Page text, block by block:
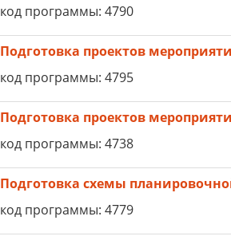
код программы: 4790
Подготовка проектов
код программы: 4795
Подготовка проектов
код программы: 4738
Подготовка схемы
код программы: 4779